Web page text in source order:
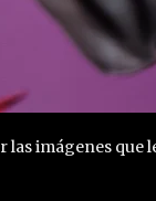
imágenes que